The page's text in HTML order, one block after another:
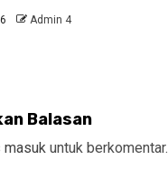
Admin 4
Balasan
masuk untuk berkomentar.